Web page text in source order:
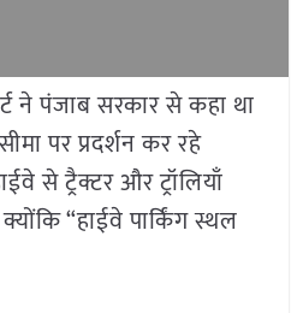
ने पंजाब सरकार से कहा था
पर प्रदर्शन कर रहे
से ट्रैक्टर और ट्रॉलियाँ
“हाईवे पार्किंग स्थल